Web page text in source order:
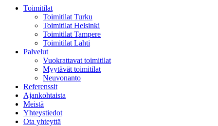
Toimitilat
Toimitilat Turku
Toimitilat Helsinki
Toimitilat Tampere
Toimitilat Lahti
Palvelut
Vuokrattavat toimitilat
Myytävät toimitilat
Neuvonanto
Referenssit
Ajankohtaista
Meistä
Yhteystiedot
Ota yhteyttä